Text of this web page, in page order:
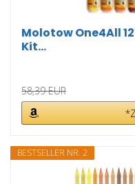
Molotow One4All
Kit...
58,39 EUR
BESTSELLER NR. 2